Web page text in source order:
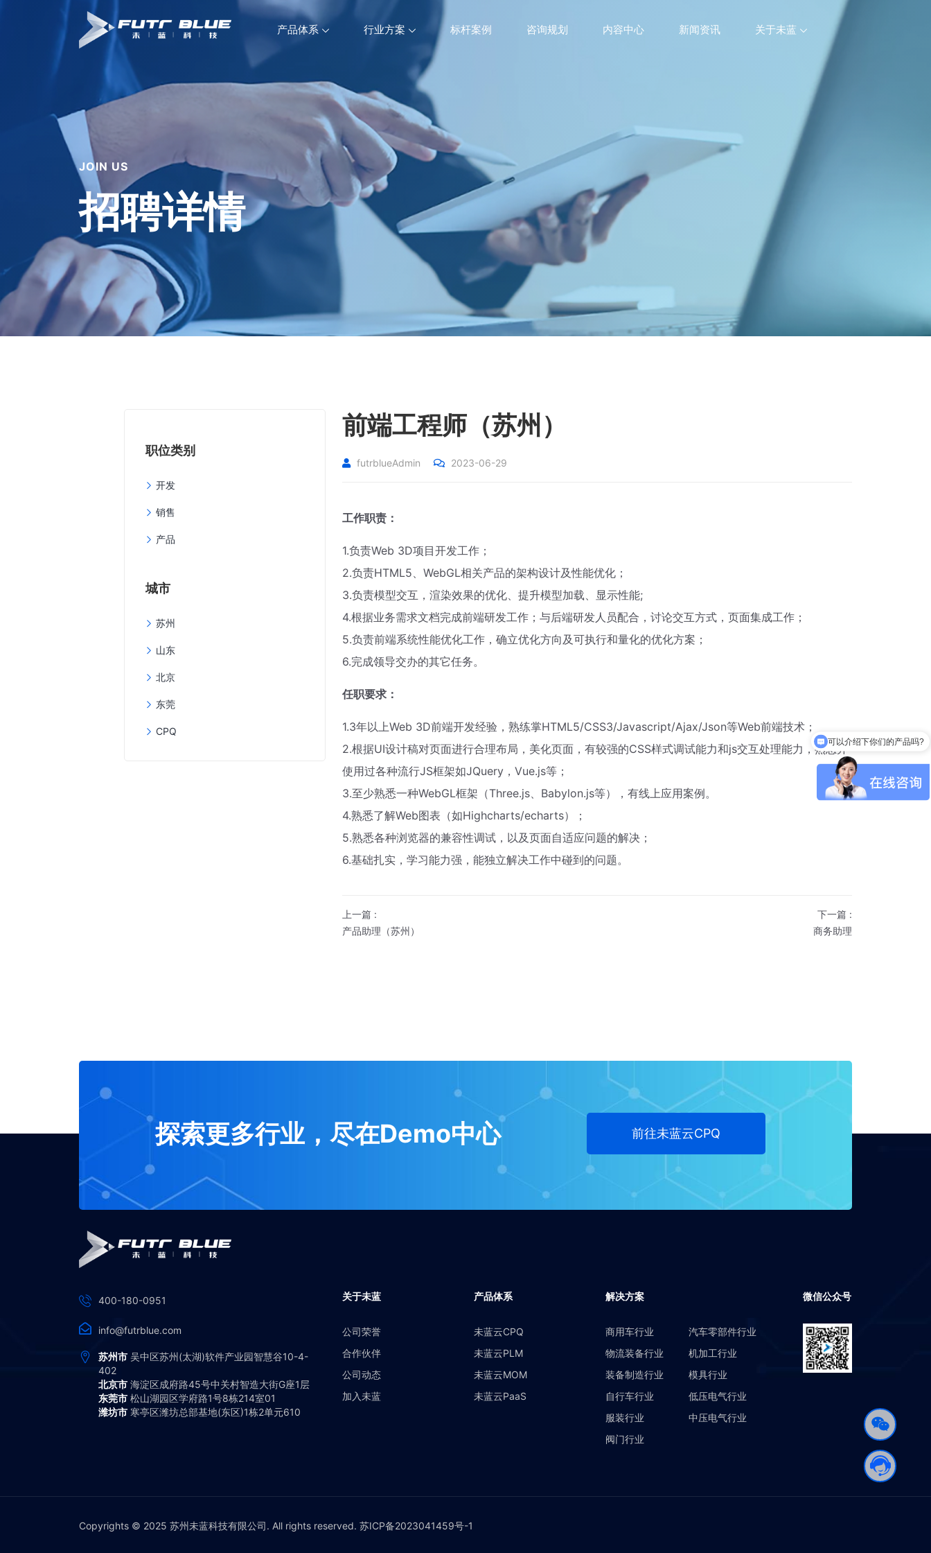
产品体系 行业方案 标杆案例 咨询规划 内容中心 新闻资讯 关于未蓝
JOIN US
招聘详情
职位类别
开发
销售
产品
城市
苏州
山东
北京
东莞
CPQ
前端工程师（苏州）
futrblueAdmin 2023-06-29
工作职责：
1.负责Web 3D项目开发工作；
2.负责HTML5、WebGL相关产品的架构设计及性能优化；
3.负责模型交互，渲染效果的优化、提升模型加载、显示性能;
4.根据业务需求文档完成前端研发工作；与后端研发人员配合，讨论交互方式，页面集成工作；
5.负责前端系统性能优化工作，确立优化方向及可执行和量化的优化方案；
6.完成领导交办的其它任务。
任职要求：
1.3年以上Web 3D前端开发经验，熟练掌HTML5/CSS3/Javascript/Ajax/Json等Web前端技术；
2.根据UI设计稿对页面进行合理布局，美化页面，有较强的CSS样式调试能力和js交互处理能力，熟悉并
使用过各种流行JS框架如JQuery，Vue.js等；
3.至少熟悉一种WebGL框架（Three.js、Babylon.js等），有线上应用案例。
4.熟悉了解Web图表（如Highcharts/echarts）；
5.熟悉各种浏览器的兼容性调试，以及页面自适应问题的解决；
6.基础扎实，学习能力强，能独立解决工作中碰到的问题。
上一篇 :
产品助理（苏州）
下一篇 :
商务助理
探索更多行业，尽在Demo中心 前往未蓝云CPQ
DEMO中心
400-180-0951
info@futrblue.com
苏州市 吴中区苏州(太湖)软件产业园智慧谷10-4-
402
北京市 海淀区成府路45号中关村智造大街G座1层
东莞市 松山湖园区学府路1号8栋214室01
潍坊市 寒亭区潍坊总部基地(东区)1栋2单元610
关于未蓝
公司荣誉
合作伙伴
公司动态
加入未蓝
产品体系
未蓝云CPQ
未蓝云PLM
未蓝云MOM
未蓝云PaaS
解决方案
商用车行业
物流装备行业
装备制造行业
自行车行业
服装行业
阀门行业
汽车零部件行业
机加工行业
模具行业
低压电气行业
中压电气行业
微信公众号
Copyrights © 2025 苏州未蓝科技有限公司. All rights reserved. 苏ICP备2023041459号-1
可以介绍下你们的产品吗?